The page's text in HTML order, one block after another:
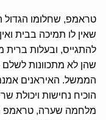
טראמפ, שחלומו הגדול
שאין לו תמיכה בבית
להתגייס, ובעלות ברית
שהן לא מתכוונות
הממשל. האיראנים
הוכיח נחישות ויכולת
מלחמה שערה, טראמפ